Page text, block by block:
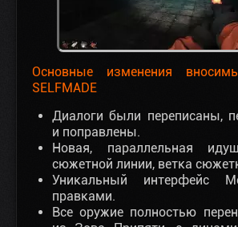
Основные изменения
SELFMADE
Диалоги были переписаны,
и поправлены.
Новая, параллельная
сюжетной линии, ветка
Уникальный интерфейс
правками.
Все оружие полностью